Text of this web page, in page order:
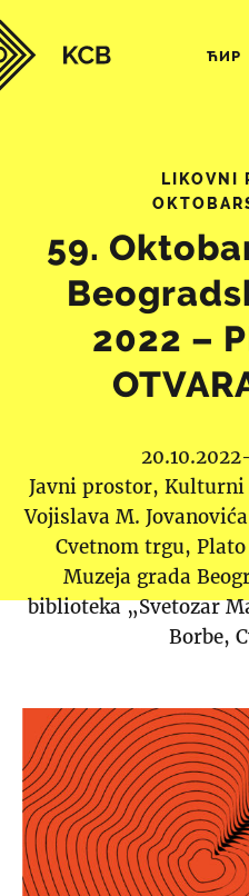
ЋИР
LIKOVNI
59.
2022 –
Javni prostor Kulturni
Vojislava M.
Cvetnom trgu
Muzeja grada
biblioteka „Svetozar
Borbe